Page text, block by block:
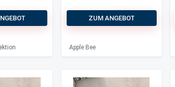
ZUM ANGEBOT
Apple Bee